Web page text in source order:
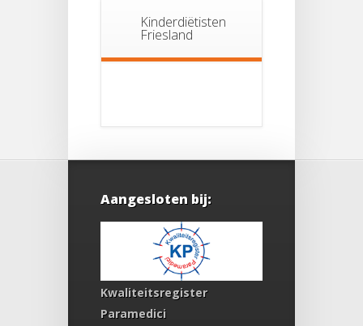
Kinderdiëtisten
Friesland
Aangesloten bij:
Kwaliteitsregister
Paramedici